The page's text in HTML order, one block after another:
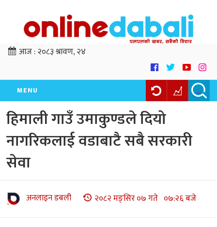
आज :२०८३ श्रावण, २४
MENU
हिमाली गाउँ उमाकुण्डले दियो
नागरिकलाई वडाबाटै सबै सरकारी
सेवा
अनलाइन डबली २०८२ मङ्सिर ०७ गते ०७:२६ बजे